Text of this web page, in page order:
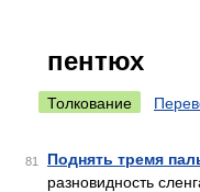
пентюх
Толкование
81 Поднять тремя
разновидность